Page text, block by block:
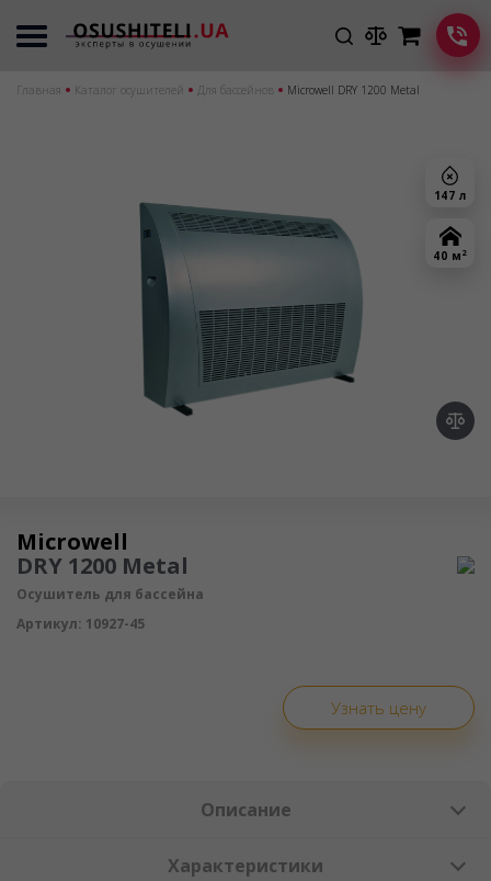
Главная Каталог осушителей Для бассейнов Microwell DRY 1200 Metal
147 л
40 м 2
Осушитель воздуха
Microwell
DRY 1200 Metal
Осушитель для бассейна
Артикул: 10927-45
Узнать цену
Описание
Характеристики